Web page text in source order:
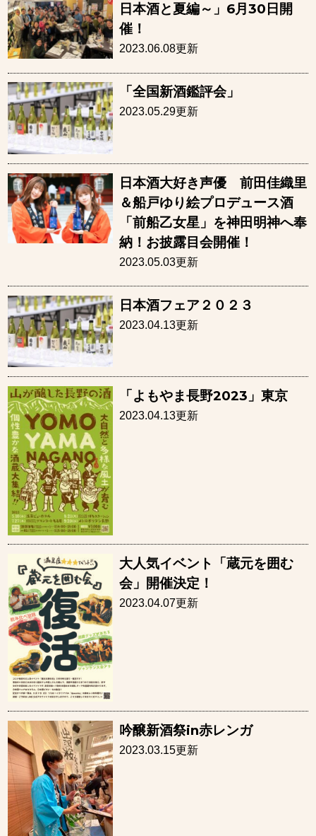
日本酒と夏編～」6月30日開
催！
2023.06.08更新
「全国新酒鑑評会」
2023.05.29更新
日本酒大好き声優 前田佳織里
＆船戸ゆり絵プロデュース酒
「前船乙女星」を神田明神へ奉
納！お披露目会開催！
2023.05.03更新
日本酒フェア２０２３
2023.04.13更新
「よもやま長野2023」東京
2023.04.13更新
大人気イベント「蔵元を囲む
会」開催決定！
2023.04.07更新
吟醸新酒祭in赤レンガ
2023.03.15更新